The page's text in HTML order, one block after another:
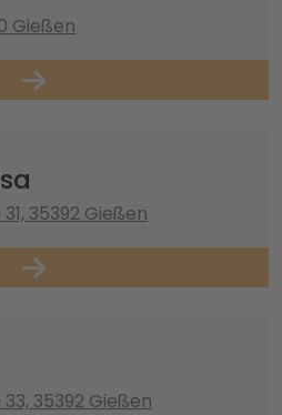
Gießen
35392 Gießen
35392 Gießen